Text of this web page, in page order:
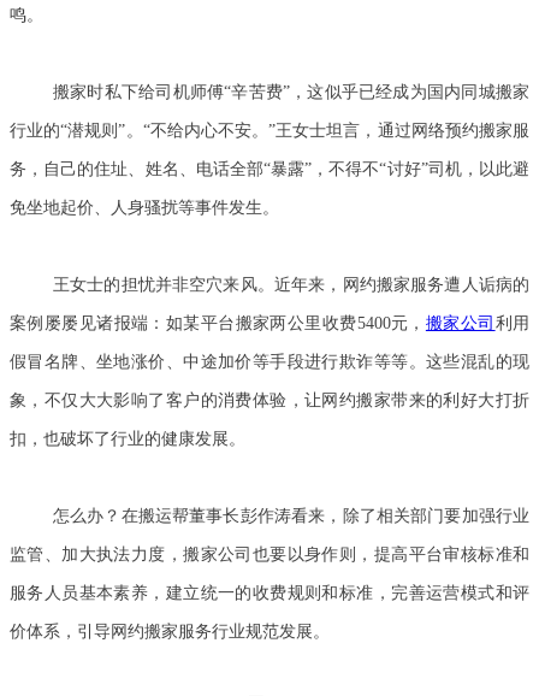
鸣。
搬家时私下给司机师傅“辛苦费”，这似乎已经成为国内同城搬家
行业的“潜规则”。“不给内心不安。”王女士坦言，通过网络预约搬家服
务，自己的住址、姓名、电话全部“暴露”，不得不“讨好”司机，以此避
免坐地起价、人身骚扰等事件发生。
王女士的担忧并非空穴来风。近年来，网约搬家服务遭人诟病的
案例屡屡见诸报端：如某平台搬家两公里收费5400元， 搬家公司 利用
假冒名牌、坐地涨价、中途加价等手段进行欺诈等等。这些混乱的现
象，不仅大大影响了客户的消费体验，让网约搬家带来的利好大打折
扣，也破坏了行业的健康发展。
怎么办？在搬运帮董事长彭作涛看来，除了相关部门要加强行业
监管、加大执法力度，搬家公司也要以身作则，提高平台审核标准和
服务人员基本素养，建立统一的收费规则和标准，完善运营模式和评
价体系，引导网约搬家服务行业规范发展。